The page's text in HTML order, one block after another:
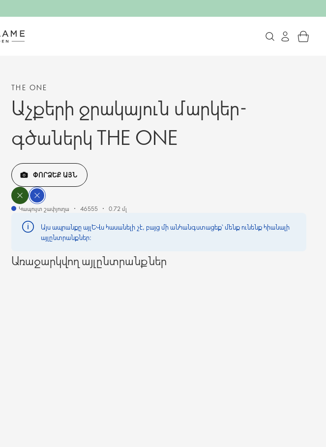
THE ONE
Աչքերի ջրակայուն մարկեր-
գծաներկ THE ONE
ՓՈՐՁԵՔ ԱՅՆ
Կապույտ շափյուղա 46555 0.72 մլ
Այս ապրանքը այլևս հասանելի չէ, բայց մի անհանգստացեք՝ մենք ունենք հիանալի
այլընտրանքներ։
Առաջարկվող այլընտրանքներ